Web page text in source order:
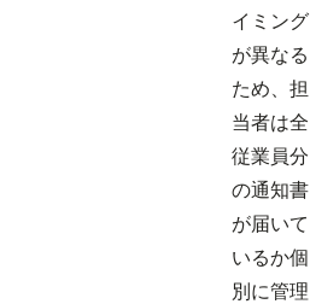
イミング
が異なる
ため、担
当者は全
従業員分
の通知書
が届いて
いるか個
別に管理